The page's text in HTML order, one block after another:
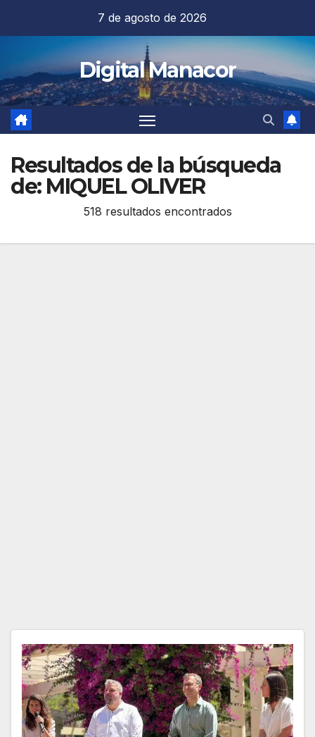
contenido
7 de agosto de 2026
Digital Manacor
Resultados de la búsqueda
de: MIQUEL OLIVER
518 resultados encontrados